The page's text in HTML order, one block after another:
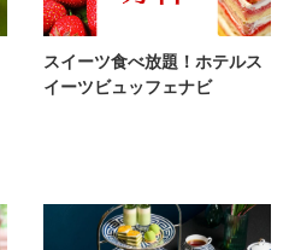
スイーツ食べ放題！ホテルス
イーツビュッフェナビ